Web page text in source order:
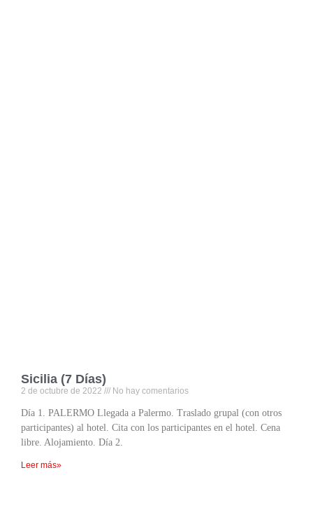
Sicilia (7 Días)
2 de octubre de 2022 No hay comentarios
Día 1. PALERMO Llegada a Palermo. Traslado grupal (con otros
participantes) al hotel. Cita con los participantes en el hotel. Cena
libre. Alojamiento. Día 2.
Leer más»